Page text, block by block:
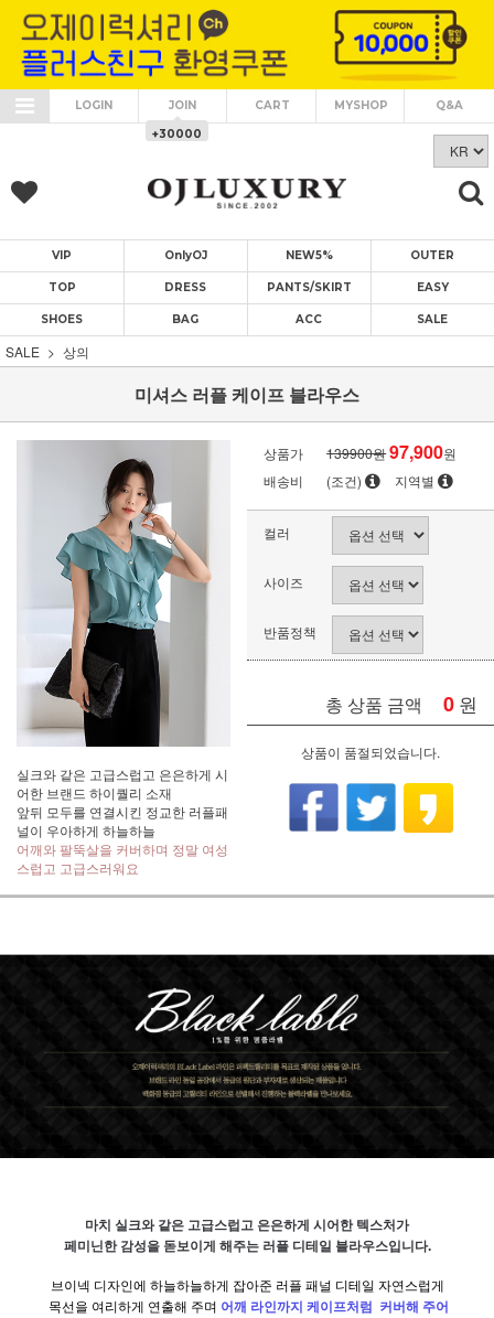
LOGIN JOIN
+30000
CART MYSHOP Q&A
VIP OnlyOJ NEW5% OUTER
TOP DRESS PANTS/SKIRT EASY
SHOES BAG ACC SALE
SALE 상의
미셔스 러플 케이프 블라우스
실크와 같은 고급스럽고 은은하게 시
어한 브랜드 하이퀄리 소재
앞뒤 모두를 연결시킨 정교한 러플패
널이 우아하게 하늘하늘
어깨와 팔뚝살을 커버하며 정말 여성
스럽고 고급스러워요
상품가 139900원97,900원
배송비
(조건) 지역별
컬러
사이즈
반품정책
총 상품 금액 0 원
상품이 품절되었습니다.
마치 실크와 같은 고급스럽고 은은하게 시어한 텍스처가
페미닌한 감성을 돋보이게 해주는 러플 디테일 블라우스입니다.
브이넥 디자인에 하늘하늘하게 잡아준 러플 패널 디테일 자연스럽게
목선을 여리하게 연출해 주며 어깨 라인까지 케이프처럼 커버해 주어